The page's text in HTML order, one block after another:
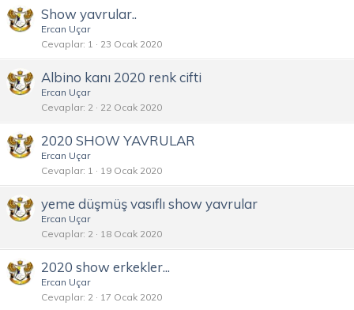
Show yavrular..
Ercan Uçar
Cevaplar 1 23 Ocak 2020
Albino kanı 2020 renk cifti
Ercan Uçar
Cevaplar 2 22 Ocak 2020
2020 SHOW YAVRULAR
Ercan Uçar
Cevaplar 1 19 Ocak 2020
yeme düşmüş vasıflı show yavrular
Ercan Uçar
Cevaplar 2 18 Ocak 2020
2020 show erkekler...
Ercan Uçar
Cevaplar 2 17 Ocak 2020